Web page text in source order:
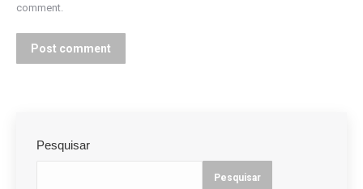
comment.
Post comment
Pesquisar
Pesquisar